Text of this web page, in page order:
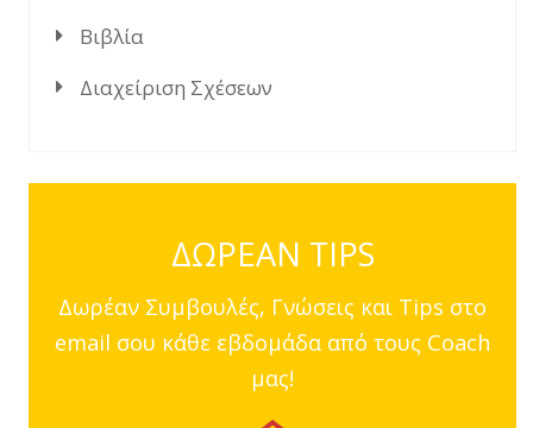
Βιβλία
Διαχείριση Σχέσεων
ΔΩΡΕΑΝ TIPS
Δωρέαν Συμβουλές, Γνώσεις και Tips στο
email σου κάθε εβδομάδα από τους Coach
μας!